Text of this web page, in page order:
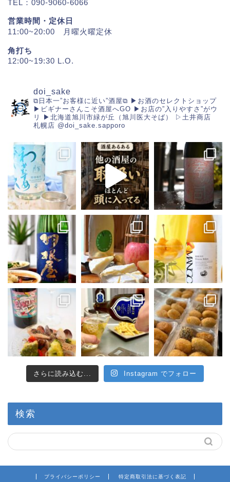
TEL：090-9060-6066
営業時間・定休日
11:00~20:00 月曜火曜定休
角打ち
12:00~19:30 L.O.
doi_sake
⧉日本一”お客様に近い”酒屋⧉ ▶︎お酒のセレクトショップ
▶︎ビギナーさんこそ酒屋へGO ▶︎お店の”入りやすさ”がウ
リ
▶︎北海道旭川市緑が丘（旭川医大そば）
▷土井商店
札幌店 @doi_sake.sapporo
さらに読み込む... Instagram でフォロー
検索
プライバシーポリシー 特定商取引法に基づく表記